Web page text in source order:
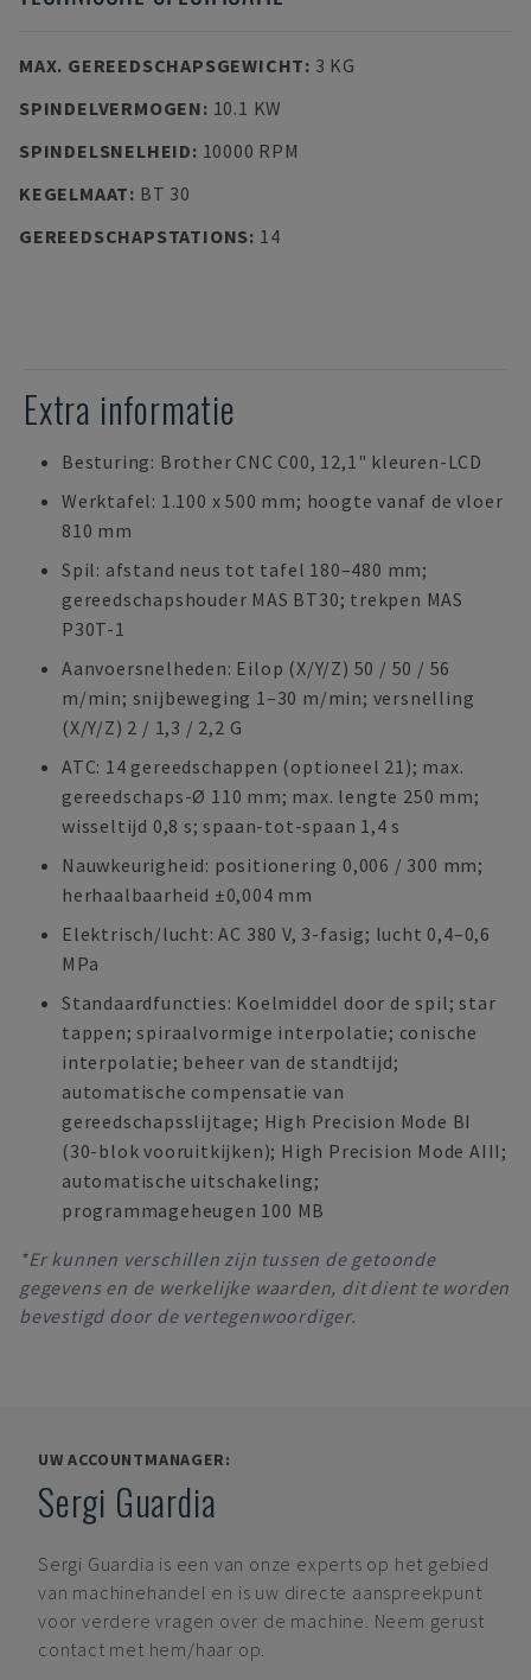
MAX. GEREEDSCHAPSGEWICHT: 3 KG
SPINDELVERMOGEN: 10.1 KW
SPINDELSNELHEID: 10000 RPM
KEGELMAAT: BT 30
GEREEDSCHAPSTATIONS: 14
Extra informatie
Besturing: Brother CNC C00, 12,1" kleuren-LCD
Werktafel: 1.100 x 500 mm; hoogte vanaf de vloer
810 mm
Spil: afstand neus tot tafel 180–480 mm;
gereedschapshouder MAS BT30; trekpen MAS
P30T-1
Aanvoersnelheden: Eilop (X/Y/Z) 50 / 50 / 56
m/min; snijbeweging 1–30 m/min; versnelling
(X/Y/Z) 2 / 1,3 / 2,2 G
ATC: 14 gereedschappen (optioneel 21); max.
gereedschaps-Ø 110 mm; max. lengte 250 mm;
wisseltijd 0,8 s; spaan-tot-spaan 1,4 s
Nauwkeurigheid: positionering 0,006 / 300 mm;
herhaalbaarheid ±0,004 mm
Elektrisch/lucht: AC 380 V, 3-fasig; lucht 0,4–0,6
MPa
Standaardfuncties: Koelmiddel door de spil; star
tappen; spiraalvormige interpolatie; conische
interpolatie; beheer van de standtijd;
automatische compensatie van
gereedschapsslijtage; High Precision Mode BI
(30-blok vooruitkijken); High Precision Mode AIII;
automatische uitschakeling;
programmageheugen 100 MB
*Er kunnen verschillen zijn tussen de getoonde
gegevens en de werkelijke waarden, dit dient te worden
bevestigd door de vertegenwoordiger.
UW ACCOUNTMANAGER:
Sergi Guardia
Sergi Guardia is een van onze experts op het gebied
van machinehandel en is uw directe aanspreekpunt
voor verdere vragen over de machine. Neem gerust
contact met hem/haar op.